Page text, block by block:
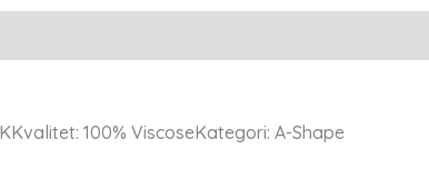
100% ViscoseKategori: A-Shape